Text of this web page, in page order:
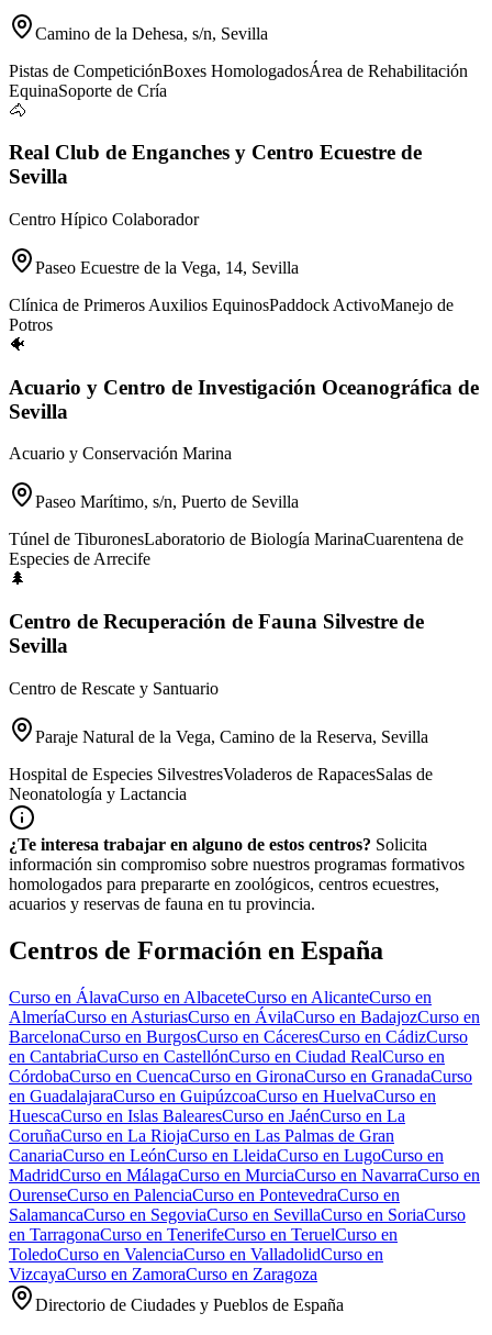
Camino de la Dehesa, s/n, Sevilla
Pistas de CompeticiónBoxes HomologadosÁrea de Rehabilitación
EquinaSoporte de Cría
🐴
Real Club de Enganches y Centro Ecuestre de
Sevilla
Centro Hípico Colaborador
Paseo Ecuestre de la Vega, 14, Sevilla
Clínica de Primeros Auxilios EquinosPaddock ActivoManejo de
Potros
🐠
Acuario y Centro de Investigación Oceanográfica de
Sevilla
Acuario y Conservación Marina
Paseo Marítimo, s/n, Puerto de Sevilla
Túnel de TiburonesLaboratorio de Biología MarinaCuarentena de
Especies de Arrecife
🌲
Centro de Recuperación de Fauna Silvestre de
Sevilla
Centro de Rescate y Santuario
Paraje Natural de la Vega, Camino de la Reserva, Sevilla
Hospital de Especies SilvestresVoladeros de RapacesSalas de
Neonatología y Lactancia
¿Te interesa trabajar en alguno de estos centros? Solicita
información sin compromiso sobre nuestros programas formativos
homologados para prepararte en zoológicos, centros ecuestres,
acuarios y reservas de fauna en tu provincia.
Centros de Formación en España
Curso en ÁlavaCurso en AlbaceteCurso en AlicanteCurso en
AlmeríaCurso en AsturiasCurso en ÁvilaCurso en BadajozCurso en
BarcelonaCurso en BurgosCurso en CáceresCurso en CádizCurso
en CantabriaCurso en CastellónCurso en Ciudad RealCurso en
CórdobaCurso en CuencaCurso en GironaCurso en GranadaCurso
en GuadalajaraCurso en GuipúzcoaCurso en HuelvaCurso en
HuescaCurso en Islas BalearesCurso en JaénCurso en La
CoruñaCurso en La RiojaCurso en Las Palmas de Gran
CanariaCurso en LeónCurso en LleidaCurso en LugoCurso en
MadridCurso en MálagaCurso en MurciaCurso en NavarraCurso en
OurenseCurso en PalenciaCurso en PontevedraCurso en
SalamancaCurso en SegoviaCurso en SevillaCurso en SoriaCurso
en TarragonaCurso en TenerifeCurso en TeruelCurso en
ToledoCurso en ValenciaCurso en ValladolidCurso en
VizcayaCurso en ZamoraCurso en Zaragoza
Directorio de Ciudades y Pueblos de España